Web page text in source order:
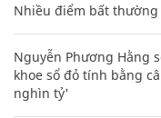
Nhiều điểm bất thường
Nguyễn Phương Hằng
khoe sổ đỏ tính bằng
nghìn tỷ'